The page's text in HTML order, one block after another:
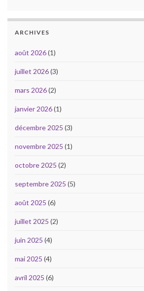
ARCHIVES
août 2026(1)
juillet 2026(3)
mars 2026(2)
janvier 2026(1)
décembre 2025 (3)
novembre 2025 (1)
octobre 2025 (2)
septembre 2025 (5)
août 2025 (6)
juillet 2025 (2)
juin 2025 (4)
mai 2025 (4)
avril 2025 (6)